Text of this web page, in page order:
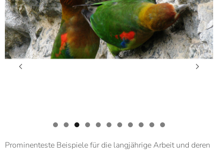
Kleiner Soldatenara
Papagei 1
Zwergamazone
Salvadori Weiohrsittich Brasilien
Taubenhalsamazone
Ecuadoramazone Ecuador
Greisenkopf 980x360px
Mitchell Lori
NCegalerba
Prominenteste Beispiele für die langjährige Arbeit und deren